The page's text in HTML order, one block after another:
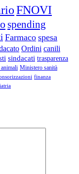
FNOVI
spending
Farmaco spesa
Ordini canili
sindacati trasparenza
animali Ministero sanità
finanza